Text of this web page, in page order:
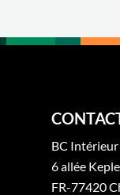
BC Intérieur
6 allée
FR-77420